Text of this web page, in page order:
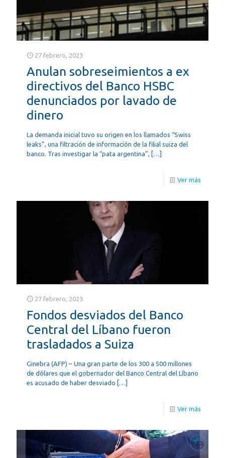
27 febrero, 2023
Anulan sobreseimientos a ex
directivos del Banco HSBC
denunciados por lavado de
dinero
La demanda inicial tuvo su origen en los llamados “Swiss
leaks”, una filtración de información de la filial suiza del
banco. Tras investigar la “pata argentina”, […]
Ver más
27 febrero, 2023
Fondos desviados del Banco
Central del Líbano fueron
trasladados a Suiza
Ginebra (AFP) – Una gran parte de los 300 a 500 millones
de dólares que el gobernador del Banco Central del Líbano
es acusado de haber desviado […]
Ver más